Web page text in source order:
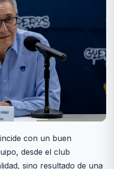
con un buen
desde el club
sino resultado de una